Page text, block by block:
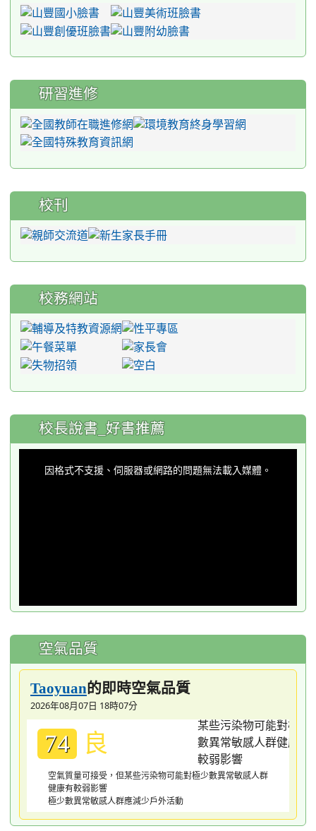
研習進修
校刊
校務網站
:::
校長說書_好書推薦
因格式不支援、伺服器或網路的問題無法載入媒體。
空氣品質
Taoyuan的即時空氣品質
2026年08月07日 18時07分
74 良
空氣質量可接受，但某些污染物可能對極少數異常敏感人群
健康有較弱影響
極少數異常敏感人群應減少戶外活動